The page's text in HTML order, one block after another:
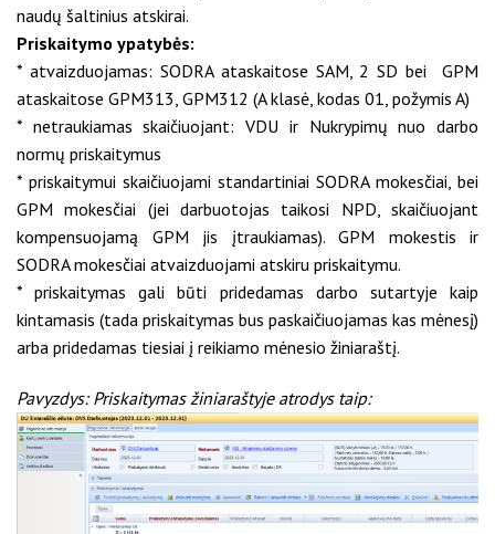
naudų šaltinius atskirai.
Priskaitymo ypatybės:
* atvaizduojamas: SODRA ataskaitose SAM, 2 SD bei GPM
ataskaitose GPM313, GPM312 (A klasė, kodas 01, požymis A)
* netraukiamas skaičiuojant: VDU ir Nukrypimų nuo darbo
normų priskaitymus
* priskaitymui skaičiuojami standartiniai SODRA mokesčiai, bei
GPM mokesčiai (jei darbuotojas taikosi NPD, skaičiuojant
kompensuojamą GPM jis įtraukiamas). GPM mokestis ir
SODRA mokesčiai atvaizduojami atskiru priskaitymu.
* priskaitymas gali būti pridedamas darbo sutartyje kaip
kintamasis (tada priskaitymas bus paskaičiuojamas kas mėnesį)
arba pridedamas tiesiai į reikiamo mėnesio žiniaraštį.
Pavyzdys: Priskaitymas žiniaraštyje atrodys taip: